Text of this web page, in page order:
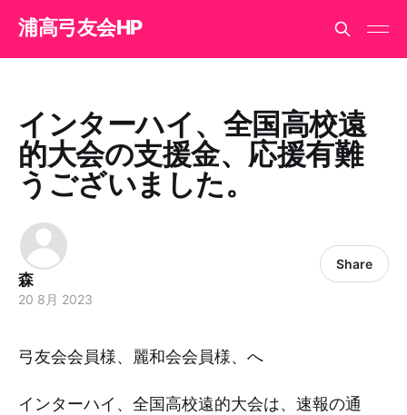
浦高弓友会HP
インターハイ、全国高校遠
的大会の支援金、応援有難
うございました。
森
20 8月 2023
Share
弓友会会員様、麗和会会員様、へ
インターハイ、全国高校遠的大会は、速報の通